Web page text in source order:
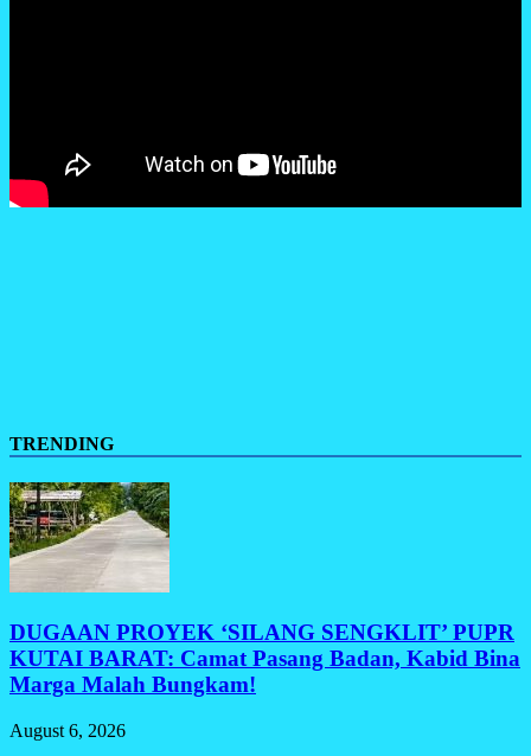
TRENDING
DUGAAN PROYEK ‘SILANG SENGKLIT’ PUPR
KUTAI BARAT: Camat Pasang Badan, Kabid Bina
Marga Malah Bungkam!
August 6, 2026